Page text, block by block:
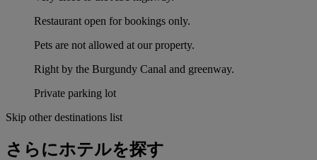
Restaurant open for bookings only.
Pets are not allowed at our property.
Right by the Burgundy Canal and greenway.
Private parking lot
Skip other destinations list
さらにホテルを探す